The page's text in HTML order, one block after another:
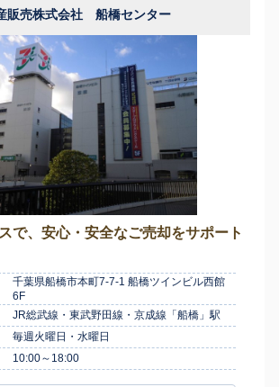
販売株式会社 船橋センター
で、安心・安全なご売却をサポート
千葉県船橋市本町7-7-1 船橋ツインビル西館
6F
JR総武線・東武野田線・京成線「船橋」駅
毎週火曜日・水曜日
10:00～18:00